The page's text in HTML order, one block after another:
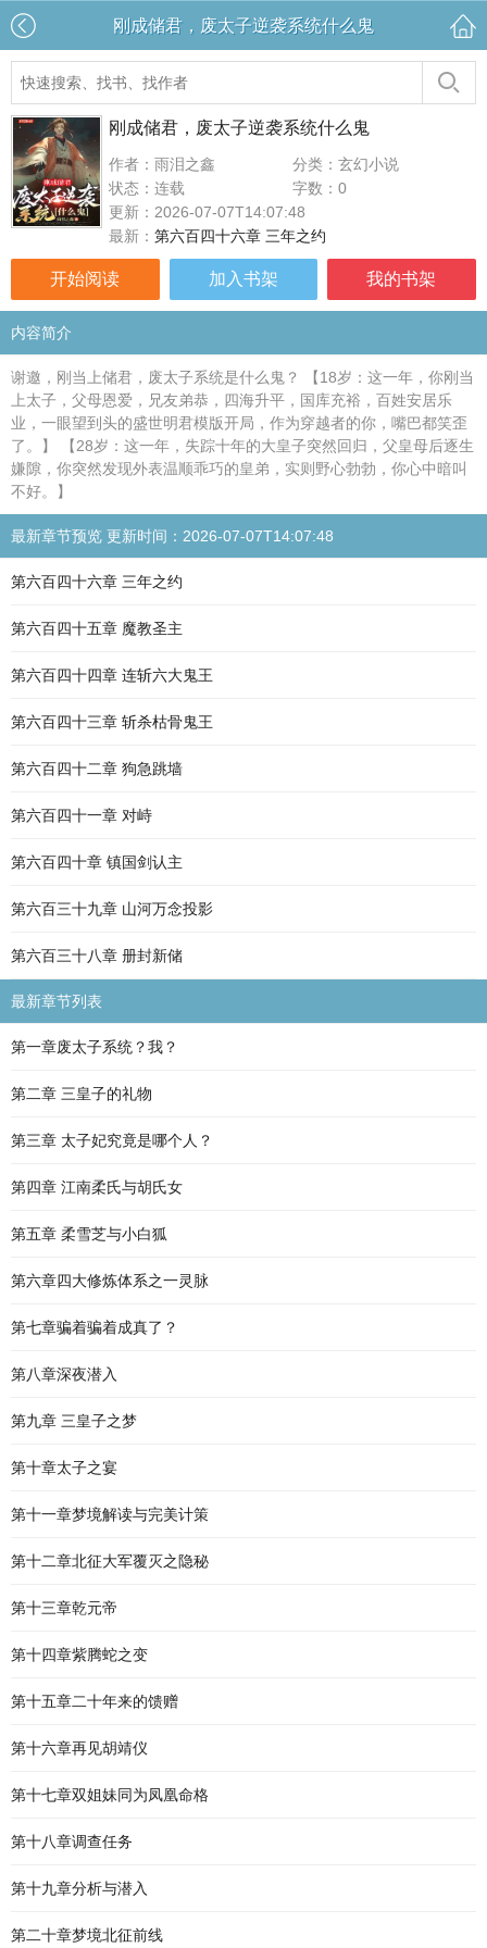
刚成储君，废太子逆袭系统什么鬼
刚成储君，废太子逆袭系统什么鬼
作者：雨泪之鑫
分类：玄幻小说
状态：连载
字数：0
更新：2026-07-07T14:07:48
最新： 第六百四十六章 三年之约
开始阅读 加入书架 我的书架
内容简介
谢邀，刚当上储君，废太子系统是什么鬼？ 【18岁：这一年，你刚当
上太子，父母恩爱，兄友弟恭，四海升平，国库充裕，百姓安居乐
业，一眼望到头的盛世明君模版开局，作为穿越者的你，嘴巴都笑歪
了。】 【28岁：这一年，失踪十年的大皇子突然回归，父皇母后逐生
嫌隙，你突然发现外表温顺乖巧的皇弟，实则野心勃勃，你心中暗叫
不好。】
最新章节预览 更新时间：2026-07-07T14:07:48
第六百四十六章 三年之约
第六百四十五章 魔教圣主
第六百四十四章 连斩六大鬼王
第六百四十三章 斩杀枯骨鬼王
第六百四十二章 狗急跳墙
第六百四十一章 对峙
第六百四十章 镇国剑认主
第六百三十九章 山河万念投影
第六百三十八章 册封新储
最新章节列表
第一章废太子系统？我？
第二章 三皇子的礼物
第三章 太子妃究竟是哪个人？
第四章 江南柔氏与胡氏女
第五章 柔雪芝与小白狐
第六章四大修炼体系之一灵脉
第七章骗着骗着成真了？
第八章深夜潜入
第九章 三皇子之梦
第十章太子之宴
第十一章梦境解读与完美计策
第十二章北征大军覆灭之隐秘
第十三章乾元帝
第十四章紫腾蛇之变
第十五章二十年来的馈赠
第十六章再见胡靖仪
第十七章双姐妹同为凤凰命格
第十八章调查任务
第十九章分析与潜入
第二十章梦境北征前线